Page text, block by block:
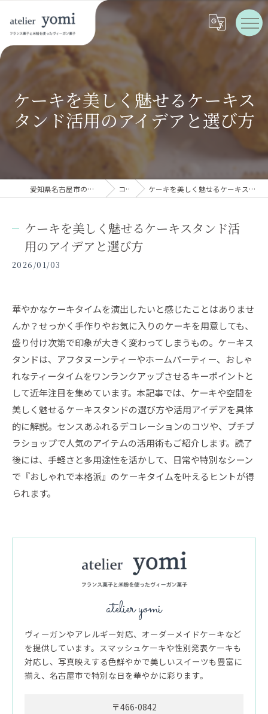
ケーキを美しく魅せるケーキス
タンド活用のアイデアと選び方
愛知県名古屋市のケーキならatelier yomi コラム ケーキを美しく魅せるケーキスタンド活用のアイデアと選び方
ケーキを美しく魅せるケーキスタンド活
用のアイデアと選び方
2026/01/03
華やかなケーキタイムを演出したいと感じたことはありませ
んか？せっかく手作りやお気に入りのケーキを用意しても、
盛り付け次第で印象が大きく変わってしまうもの。ケーキス
タンドは、アフタヌーンティーやホームパーティー、おしゃ
れなティータイムをワンランクアップさせるキーポイントと
して近年注目を集めています。本記事では、ケーキや空間を
美しく魅せるケーキスタンドの選び方や活用アイデアを具体
的に解説。センスあふれるデコレーションのコツや、プチプ
ラショップで人気のアイテムの活用術もご紹介します。読了
後には、手軽さと多用途性を活かして、日常や特別なシーン
で『おしゃれで本格派』のケーキタイムを叶えるヒントが得
られます。
atelier yomi
ヴィーガンやアレルギー対応、オーダーメイドケーキなど
を提供しています。スマッシュケーキや性別発表ケーキも
対応し、写真映えする色鮮やかで美しいスイーツも豊富に
揃え、名古屋市で特別な日を華やかに彩ります。
〒466-0842